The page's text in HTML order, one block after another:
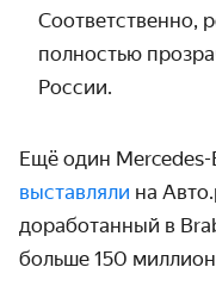
Соответственно,
полностью
России.
Ещё один
выставляли на
доработанный в
больше 150